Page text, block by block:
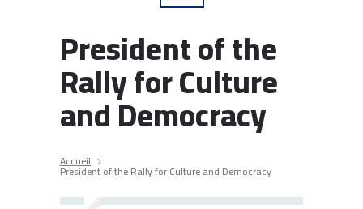
President of the
Rally for Culture
and Democracy
Accueil
President of the Rally for Culture and Democracy